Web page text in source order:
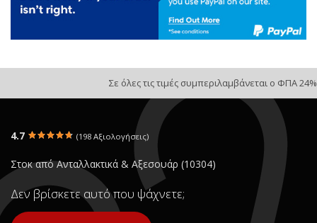
Σε όλες τις τιμές συμπεριλαμβάνεται ο ΦΠΑ 24%
4.7 (198 Αξιολογήσεις)
Στοκ από Ανταλλακτικά & Αξεσουάρ (10304)
Δεν βρίσκετε αυτό που ψάχνετε;